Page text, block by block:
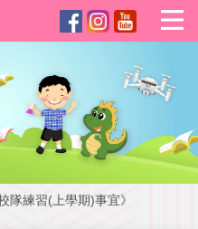
隊練習(上學期)事宜》